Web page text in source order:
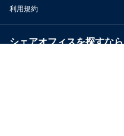
利用規約
シェアオフィスを探すなら